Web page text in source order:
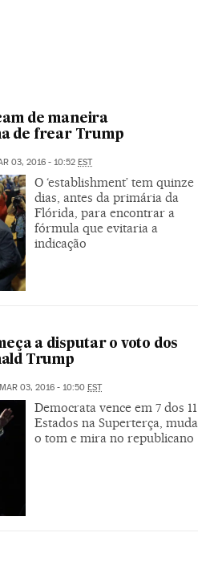
de maneira
de frear Trump
03, 2016 - 10:52 EST
O ‘establishment’ tem quinze
dias, antes da primária da
Flórida, para encontrar a
fórmula que evitaria a
indicação
a disputar o voto dos
Trump
MAR 03, 2016 - 10:50 EST
Democrata vence em 7 dos 11
Estados na Superterça, muda
o tom e mira no republicano